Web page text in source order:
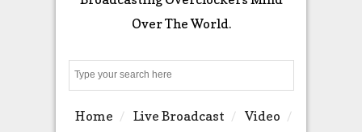
Over The World.
Home Live Broadcast
Video